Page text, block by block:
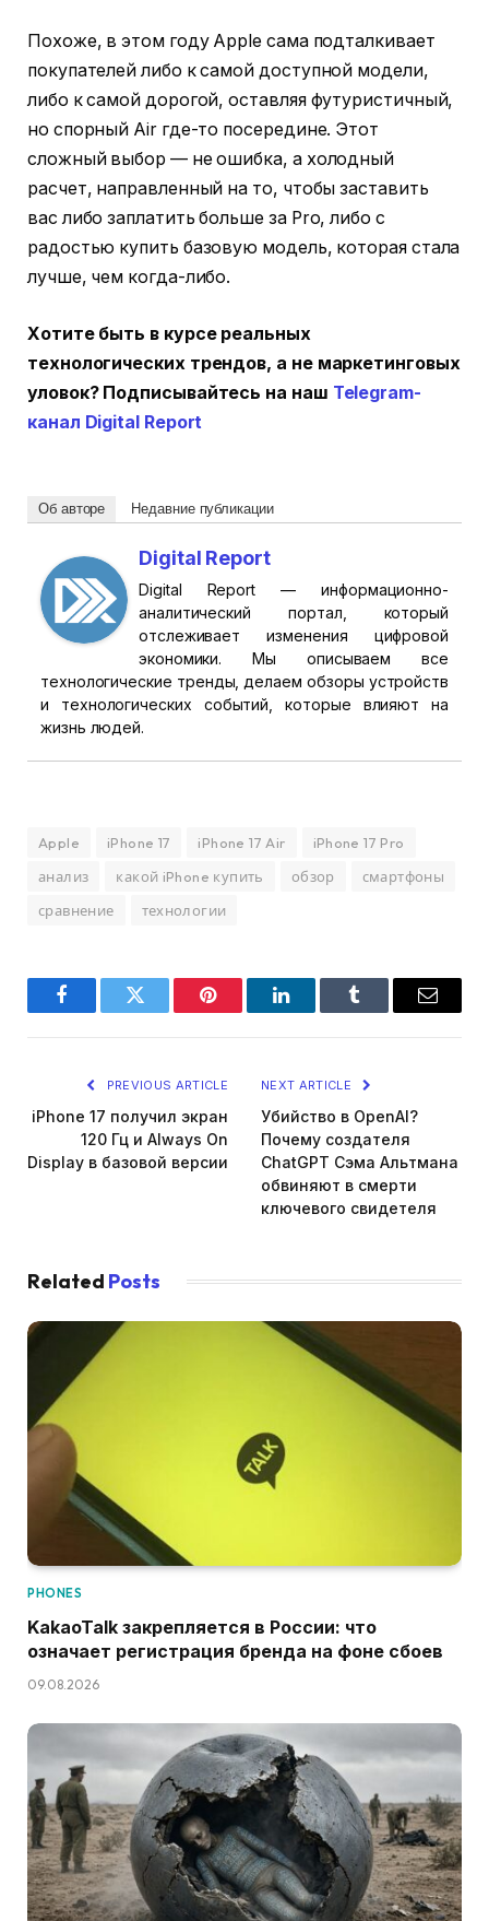
Похоже, в этом году Apple сама подталкивает
покупателей либо к самой доступной модели,
либо к самой дорогой, оставляя футуристичный,
но спорный Air где-то посередине. Этот
сложный выбор — не ошибка, а холодный
расчет, направленный на то, чтобы заставить
вас либо заплатить больше за Pro, либо с
радостью купить базовую модель, которая стала
лучше, чем когда-либо.
Хотите быть в курсе реальных
технологических трендов, а не маркетинговых
уловок? Подписывайтесь на наш Telegram-
канал Digital Report
Об авторе Недавние публикации
Digital Report
Digital Report — информационно-
аналитический портал, который
отслеживает изменения цифровой
экономики. Мы описываем все
технологические тренды, делаем обзоры устройств
и технологических событий, которые влияют на
жизнь людей.
Apple iPhone 17 iPhone 17 Air
iPhone 17 Pro
анализ
какой iPhone купить обзор
смартфоны
сравнение
технологии
FacebookTwitter Pinterest LinkedInTumblr Email
PREVIOUS ARTICLE
iPhone 17 получил экран
120 Гц и Always On
Display в базовой версии
NEXT ARTICLE
Убийство в OpenAI?
Почему создателя
ChatGPT Сэма Альтмана
обвиняют в смерти
ключевого свидетеля
Related Posts
PHONES
KakaoTalk закрепляется в России: что
означает регистрация бренда на фоне сбоев
09.08.2026